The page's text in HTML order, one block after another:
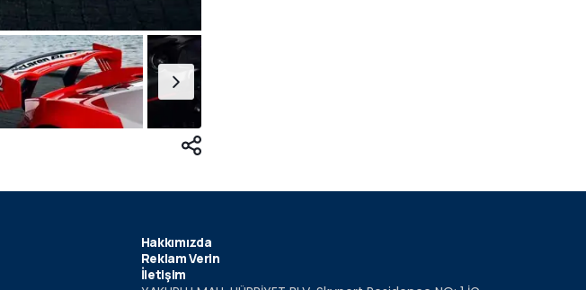
Hakkımızda
Reklam Verin
İletişim